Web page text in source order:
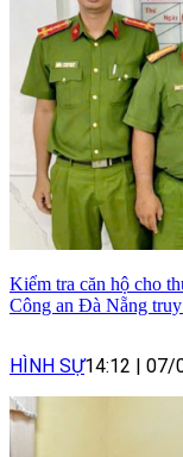
Kiểm tra căn hộ cho
Công an Đà Nẵng truy
HÌNH SỰ14:12 | 07/